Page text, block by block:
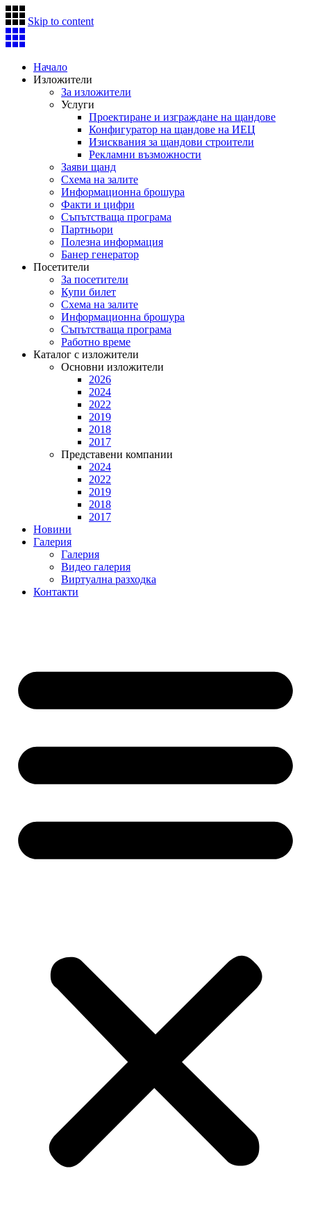
Skip to content
Начало
Изложители
За изложители
Услуги
Проектиране и изграждане на щандове
Конфигуратор на щандове на ИЕЦ
Изисквания за щандови строители
Рекламни възможности
Заяви щанд
Схема на залите
Информационна брошура
Факти и цифри
Съпътстваща програма
Партньори
Полезна информация
Банер генератор
Посетители
За посетители
Купи билет
Схема на залите
Информационна брошура
Съпътстваща програма
Работно време
Каталог с изложители
Основни изложители
2026
2024
2022
2019
2018
2017
Представени компании
2024
2022
2019
2018
2017
Новини
Галерия
Галерия
Видео галерия
Виртуална разходка
Контакти